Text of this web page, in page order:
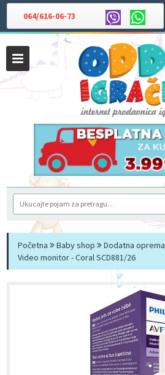
064/616-06-73
Početna Baby shop Dodatna oprema
Video monitor - Coral SCD881/26